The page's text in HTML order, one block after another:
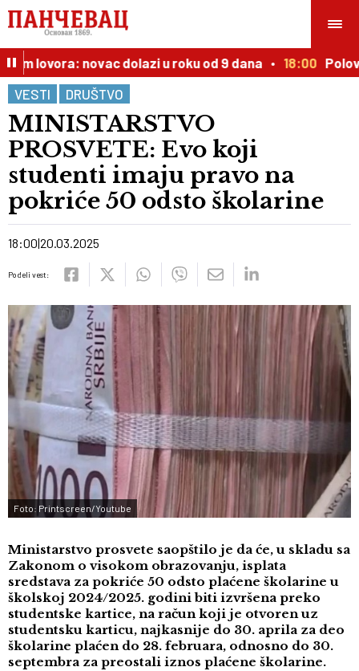
lovora: novac dolazi u roku od 9 dana 18:00
VESTI
DRUŠTVO
MINISTARSTVO
PROSVETE: Evo koji
studenti imaju pravo na
pokriće 50 odsto školarine
18:00 20.03.2025
Podeli vest:
Foto: Printscreen/Youtube
Ministarstvo prosvete saopštilo je da će, u skladu sa
Zakonom o visokom obrazovanju, isplata
sredstava za pokriće 50 odsto plaćene školarine u
školskoj 2024/2025. godini biti izvršena preko
studentske kartice, na račun koji je otvoren uz
studentsku karticu, najkasnije do 30. aprila za deo
školarine plaćen do 28. februara, odnosno do 30.
septembra za preostali iznos plaćene školarine.